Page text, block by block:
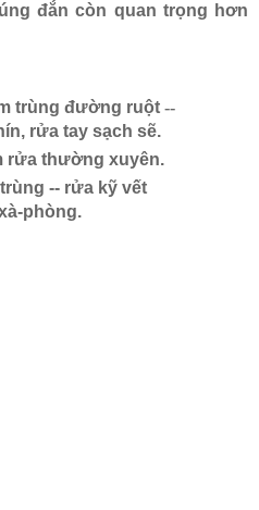
đắn còn quan trọng hơn
trùng đường ruột--
rửa tay sạch sẽ.
rửa thường xuyên.
-- rửa kỹ vết
phòng.